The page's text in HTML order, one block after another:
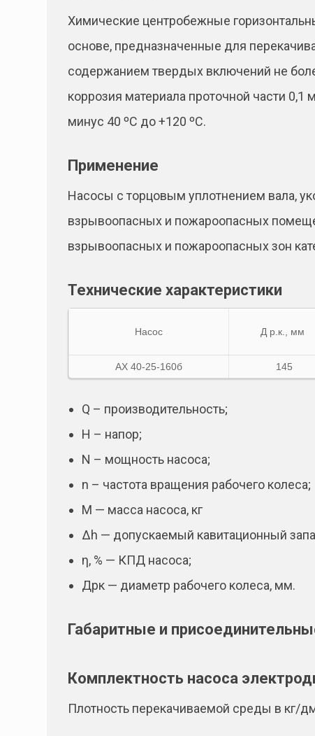
Химические центробежные
основе, предназначенные для
содержанием твердых включений не
коррозия материала проточной части
минус 40 ºС до +120 ºС.
Применение
Насосы с торцовым уплотнением вала,
взрывоопасных и пожароопасных
взрывоопасных и пожароопасных зон
Технические характеристики
Насос Д р.к., мм
АХ 40-25-160б 145
Q – производительность;
Н – напор;
N – мощность насоса;
n – частота вращения рабочего колеса;
М — масса насоса, кг
Δh — допускаемый кавитационный
η, % — КПД насоса;
Дрк — диаметр рабочего колеса, мм.
Габаритные и
Комплектность насоса
Плотность перекачиваемой среды в кг/